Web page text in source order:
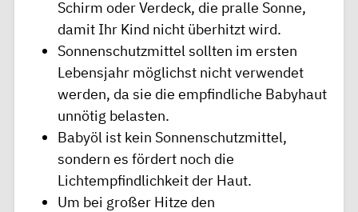
Schirm oder Verdeck, die pralle Sonne,
damit Ihr Kind nicht überhitzt wird.
Sonnenschutzmittel sollten im ersten
Lebensjahr möglichst nicht verwendet
werden, da sie die empfindliche Babyhaut
unnötig belasten.
Babyöl ist kein Sonnenschutzmittel,
sondern es fördert noch die
Lichtempfindlichkeit der Haut.
Um bei großer Hitze den